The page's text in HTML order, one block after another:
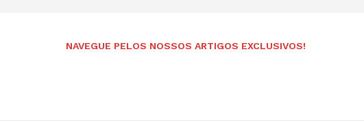
NAVEGUE PELOS NOSSOS ARTIGOS EXCLUSIVOS!